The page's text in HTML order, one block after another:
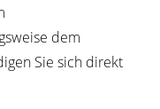
dem
Sie sich direkt